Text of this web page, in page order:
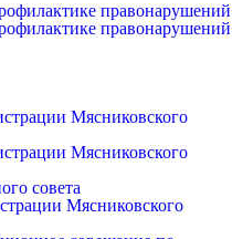
правонарушений
правонарушений
Мясниковского
Мясниковского
совета
Мясниковского